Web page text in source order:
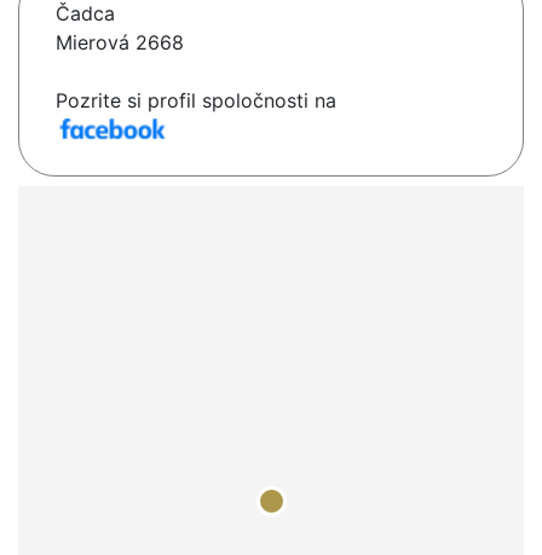
Čadca
Mierová 2668
Pozrite si profil spoločnosti na